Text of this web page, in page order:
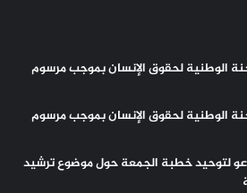
الوطنية لحقوق الإنسان بموجب مرسوم
الوطنية لحقوق الإنسان بموجب مرسوم
لتوحيد خطبة الجمعة حول موضوع ترشيد